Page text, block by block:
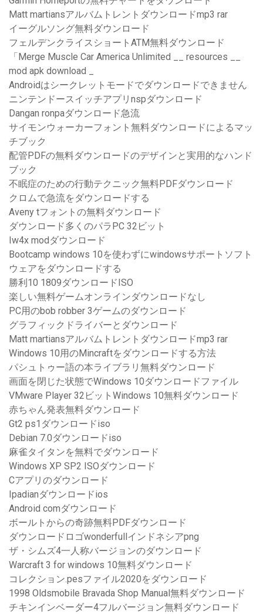
Matt martiansアルバムトレントダウンロードmp3 rar
イーグルソング無料ダウンロード
フェルデンクライスショートATM無料ダウンロード
「Merge Muscle Car America Unlimited __ resources __
mod apk download _
Androidはシークレットモードでダウンロードできません
ニンテンドースイッチアプリnspダウンロード
Dangan ronpaダウンロード急流
サイモンウォーカーフォント無料ダウンロードによるマッ
チブック
配管PDFの無料ダウンロードのデザインと実用的なハンド
ブック
不眠症のための行動テクニック無料PDFダウンロード
クロムで急流をダウンロードする
Aveny tフォントの無料ダウンロード
ダウンロード多くのパラPC 32ビット
Iw4x modダウンロード
Bootcamp windows 10を使わずにwindowsサポートソフト
ウェアをダウンロードする
勝利10 1809ダウンロードISO
楽しい無料ゲームオンラインダウンロードなし
PC用のbob robber 3ゲームのダウンロード
グラフィックドライバーとダウンロード
Matt martiansアルバムトレントダウンロードmp3 rar
Windows 10用のMincraftをダウンロードする方法
パシュトゥー語の本ライブラリ無料ダウンロード
画面を閉じた状態でWindows 10ダウンロードファイル
VMware Player 32ビットWindows 10無料ダウンロード
赤ちゃん発表無料ダウンロード
Gt2 ps1ダウンロードiso
Debian 7.0ダウンロードiso
麻雀タイタンを無料でダウンロード
Windows XP SP2 ISOダウンロード
Cアプリのダウンロード
Ipadianダウンロードios
Android comダウンロード
ボールトからの奇跡無料PDFダウンロード
ダウンロードロゴwonderfullインドネシアpng
ザ・シムズ4一人称バージョンのダウンロード
Warcraft 3 for windows 10無料ダウンロード
コレクション.pesファイル2020をダウンロード
1998 Oldsmobile Bravada Shop Manual無料ダウンロード
チキンインベーダー4フルバージョン無料ダウンロード